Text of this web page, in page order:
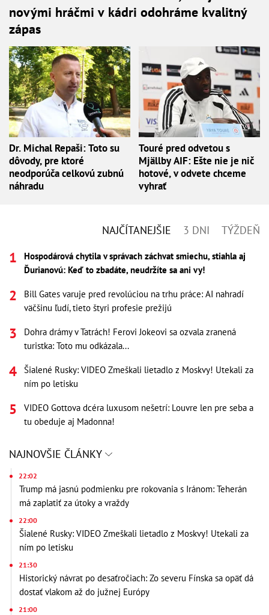
novými hráčmi v kádri odohráme kvalitný
zápas
Dr. Michal Repaši: Toto su
dôvody, pre ktoré
neodporúča celkovú zubnú
náhradu
Touré pred odvetou s
Mjällby AIF: Ešte nie je nič
hotové, v odvete chceme
vyhrať
NAJČÍTANEJŠIE 3 DNI TÝŽDEŇ
Hospodárová chytila v správach záchvat smiechu, stiahla aj
Ďurianovú: Keď to zbadáte, neudržíte sa ani vy!
Bill Gates varuje pred revolúciou na trhu práce: AI nahradí
väčšinu ľudí, tieto štyri profesie prežijú
Dohra drámy v Tatrách! Ferovi Jokeovi sa ozvala zranená
turistka: Toto mu odkázala...
Šialené Rusky: VIDEO Zmeškali lietadlo z Moskvy! Utekali za
ním po letisku
VIDEO Gottova dcéra luxusom nešetrí: Louvre len pre seba a
tu obeduje aj Madonna!
NAJNOVŠIE ČLÁNKY
22:02
Trump má jasnú podmienku pre rokovania s Iránom: Teherán
má zaplatiť za útoky a vraždy
22:00
Šialené Rusky: VIDEO Zmeškali lietadlo z Moskvy! Utekali za
ním po letisku
21:30
Historický návrat po desaťročiach: Zo severu Fínska sa opäť dá
dostať vlakom až do južnej Európy
21:00